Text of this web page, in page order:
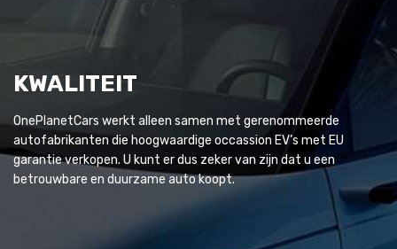
KWALITEIT
OnePlanetCars werkt alleen samen met gerenommeerde
autofabrikanten die hoogwaardige occassion EV’s met EU
garantie verkopen. U kunt er dus zeker van zijn dat u een
betrouwbare en duurzame auto koopt.